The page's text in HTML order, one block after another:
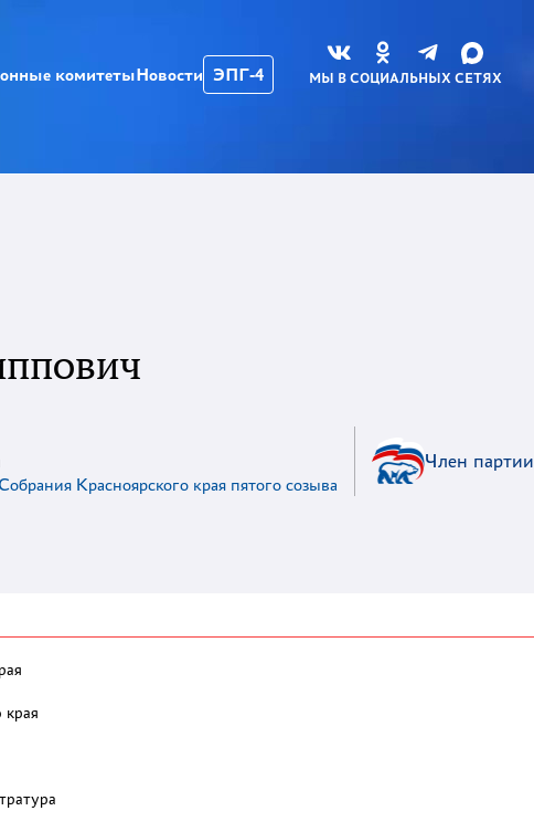
МЫ В СОЦИАЛЬНЫХ СЕТЯХ
комитетыНовости ЭПГ-4
Красноярского края пятого созыва
Член партии
края